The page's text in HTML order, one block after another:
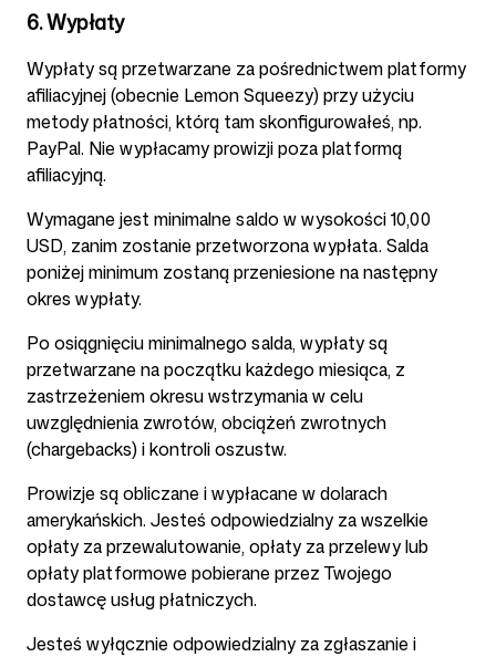
6. Wypłaty
Wypłaty są przetwarzane za pośrednictwem platformy
afiliacyjnej (obecnie Lemon Squeezy) przy użyciu
metody płatności, którą tam skonfigurowałeś, np.
PayPal. Nie wypłacamy prowizji poza platformą
afiliacyjną.
Wymagane jest minimalne saldo w wysokości 10,00
USD, zanim zostanie przetworzona wypłata. Salda
poniżej minimum zostaną przeniesione na następny
okres wypłaty.
Po osiągnięciu minimalnego salda, wypłaty są
przetwarzane na początku każdego miesiąca, z
zastrzeżeniem okresu wstrzymania w celu
uwzględnienia zwrotów, obciążeń zwrotnych
(chargebacks) i kontroli oszustw.
Prowizje są obliczane i wypłacane w dolarach
amerykańskich. Jesteś odpowiedzialny za wszelkie
opłaty za przewalutowanie, opłaty za przelewy lub
opłaty platformowe pobierane przez Twojego
dostawcę usług płatniczych.
Jesteś wyłącznie odpowiedzialny za zgłaszanie i